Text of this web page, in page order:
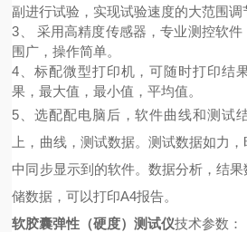
副进行试验，实现试验速度的大范围调
3、
采用高精度传感器，专业测控软
围广，操作简单。
4、标配微型打印机，可随时打印结
果，最大值，最小值，平均值。
5、选配配电脑后，软件曲线和测试
上，曲线，测试数据。测试数据如力
中同步显示到的软件。数据分析，结
储数据，可以打印A4报告。
软胶囊弹性 （硬度）测试仪技术参数：